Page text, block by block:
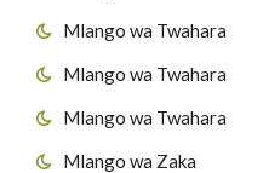
Mlango wa Twahara
Mlango wa Twahara
Mlango wa Twahara
Mlango wa Zaka